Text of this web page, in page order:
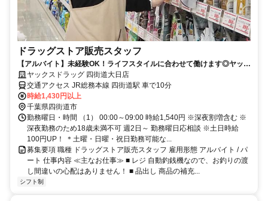
ドラッグストア販売スタッフ
【アルバイト】未経験OK！ライフスタイルに合わせて働けます◎ヤック
スドラッグ四街道大日店
ヤックスドラッグ 四街道大日店
交通アクセス JR総務本線 四街道駅 車で10分
時給1,430円以上
千葉県四街道市
勤務曜日・時間 （1） 00:00～09:00 時給1,540円 ※深夜割増含む ※
深夜勤務のため18歳未満不可 週2日～ 勤務曜日応相談 ※土日時給
100円UP！ ＊土曜・日曜・祝日勤務可能な...
募集要項 職種 ドラッグストア販売スタッフ 雇用形態 アルバイト / パ
ート 仕事内容 ≪主なお仕事≫ ■ レジ 自動釣銭機なので、お釣りの渡
し間違いの心配はありません！ ■ 品出し 商品の補充...
シフト制